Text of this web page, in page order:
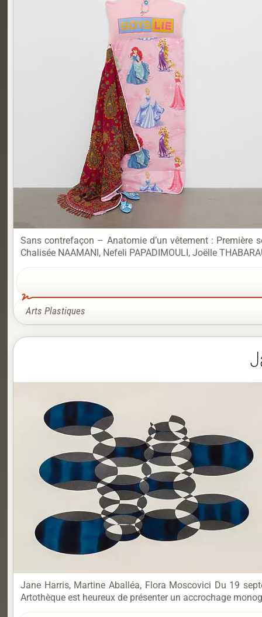
Sans contrefaçon – Anatomie d’un vêtement : Première
Chalisée NAAMANI, Nefeli PAPADIMOULI, Joëlle
Arts Plastiques
Jane Harris, Martine Aballéa, Flora Moscovici Du 19
Artothèque est heureux de présenter un accrochage